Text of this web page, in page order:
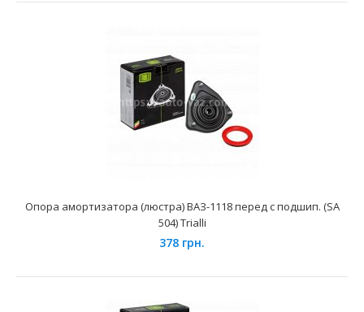
Применение на автомобилях семейства Daewoo Kalos
(02-), Chevrolet Aveo T200 (02-), T250 (06-), T255&..
Опора амортизатора (люстра) ВАЗ-1118 перед с подшип. (SA
504) Trialli
378 грн.